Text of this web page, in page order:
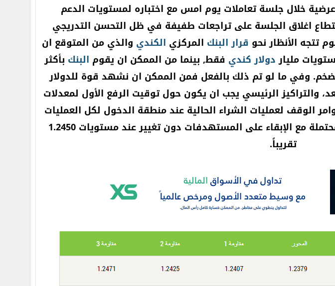
خلال جلسة تعاملات يوم امس مع اختباره لمستويات الدعم
1.2365، إلا انه استطاع اغلاق الجلسة على تراجعات طفيفة في ظل التحسن التدريجي
تتجه الأنظار نحو قرار البنك المركزي الكندي والذي من المتوقع ان
ملياردولار كندي فقط, بينما من الممكن ان يقوم البنك بأكثر
وفي ما لو تم ذلك بالفعل فمن الممكن ان نشهد قوة للدولار
والتراكيز الرئيسي يجب ان يكون حول توقيت الرفع الأول لمعدلات
الوقف لعمليات الشراء الحالية عند منطقة الدخول لكل العمليات
وذلك لحماية عمليات الشراء من أي خسائر محتملة مع الإبقاء على المستهدفات دون تغيير عند مستويات 1.2450
تقريباً.